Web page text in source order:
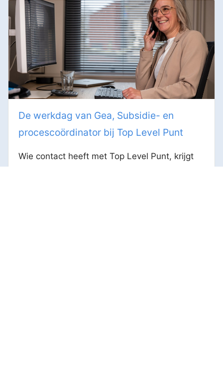
De werkdag van Gea, Subsidie- en
procescoördinator bij Top Level Punt
Wie contact heeft met Top Level Punt, krijgt